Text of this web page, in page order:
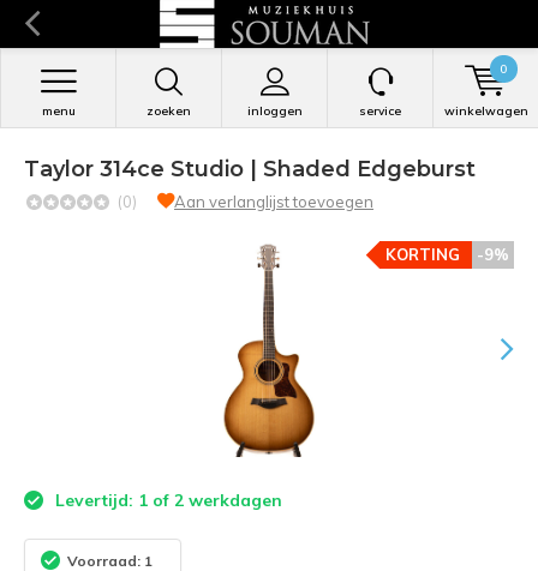
zoeken inloggen
menu service winkelwagen
0
Taylor 314ce Studio | Shaded Edgeburst
(0) Aan verlanglijst toevoegen
-9%
KORTING
Levertijd: 1 of 2 werkdagen
Voorraad: 1